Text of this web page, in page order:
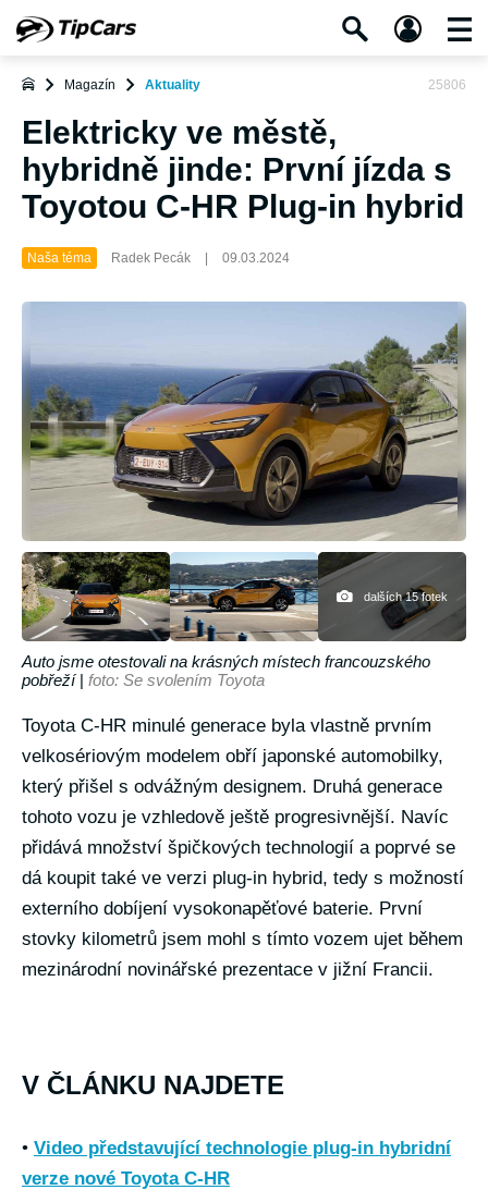
Magazín Aktuality 25806
Elektricky ve městě,
hybridně jinde: První jízda s
Toyotou C-HR Plug-in hybrid
Naša téma Radek Pecák 09.03.2024
dalších 15 fotek
Auto jsme otestovali na krásných místech francouzského
pobřeží| foto: Se svolením Toyota
Toyota C-HR minulé generace byla vlastně prvním
velkosériovým modelem obří japonské automobilky,
který přišel s odvážným designem. Druhá generace
tohoto vozu je vzhledově ještě progresivnější. Navíc
přidává množství špičkových technologií a poprvé se
dá koupit také ve verzi plug-in hybrid, tedy s možností
externího dobíjení vysokonapěťové baterie. První
stovky kilometrů jsem mohl s tímto vozem ujet během
mezinárodní novinářské prezentace v jižní Francii.
V ČLÁNKU NAJDETE
• Video představující technologie plug-in hybridní
verze nové Toyota C-HR